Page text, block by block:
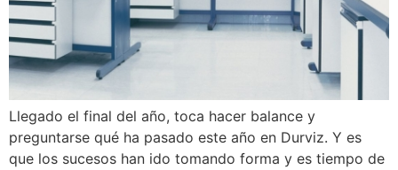
Llegado el final del año, toca hacer balance y
preguntarse qué ha pasado este año en Durviz. Y es
que los sucesos han ido tomando forma y es tiempo de